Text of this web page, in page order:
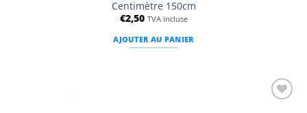
Centimètre 150cm
€2,50 TVA incluse
AJOUTER AU PANIER